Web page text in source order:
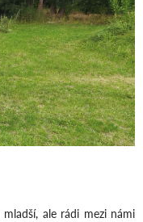
ale rádi mezi námi